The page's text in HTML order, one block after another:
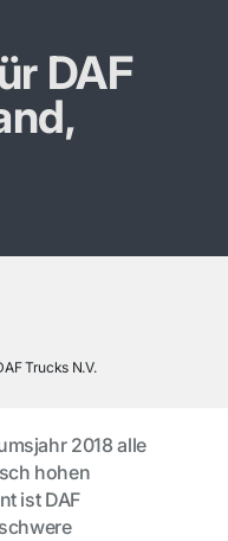
DAF
Trucks N.V.
2018 alle
hohen
ist DAF